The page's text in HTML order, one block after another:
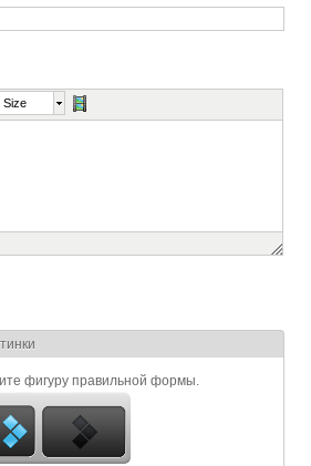
Size
фигуру правильной формы.